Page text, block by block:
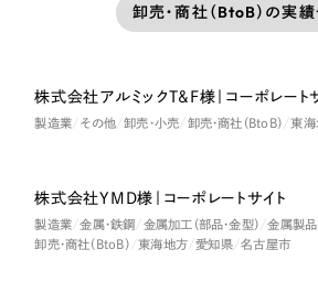
卸売・商社（BtoB）の実
株式会社アルミックT&F様｜コーポレート
製造業 その他 卸売・小売 卸売・商社（BtoB） 東海
株式会社YMD様｜コーポレートサイト
製造業 金属・鉄鋼 金属加工（部品・金型） 金属製品
卸売・商社（BtoB）
東海地方 愛知県 名古屋市